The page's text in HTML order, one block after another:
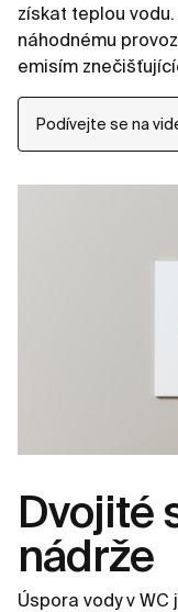
získat teplou
náhodnému
emisím
Podívejte se na
Dvojité
nádrže
Úspora vody v